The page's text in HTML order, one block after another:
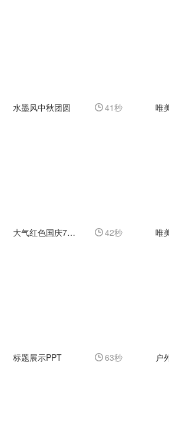
水墨风中秋团圆 41秒
大气红色国庆71周年庆祝 42秒
标题展示PPT 63秒